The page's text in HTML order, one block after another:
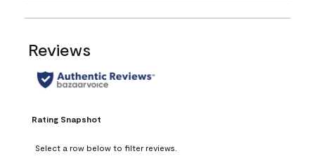
Reviews
Rating Snapshot
Select a row below to filter reviews.